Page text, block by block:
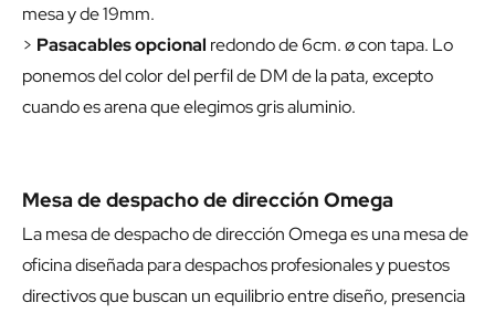
mesa y de 19mm.
> Pasacables opcional redondo de 6cm. ø con tapa. Lo
ponemos del color del perfil de DM de la pata, excepto
cuando es arena que elegimos gris aluminio.
Mesa de despacho de dirección Omega
La mesa de despacho de dirección Omega es una mesa de
oficina diseñada para despachos profesionales y puestos
directivos que buscan un equilibrio entre diseño, presencia